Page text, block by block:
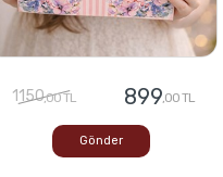
1150,00 TL 899,00 TL
Gönder